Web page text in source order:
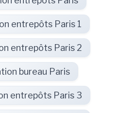
entrepôts Paris 1
entrepôts Paris 2
bureau Paris
entrepôts Paris 3